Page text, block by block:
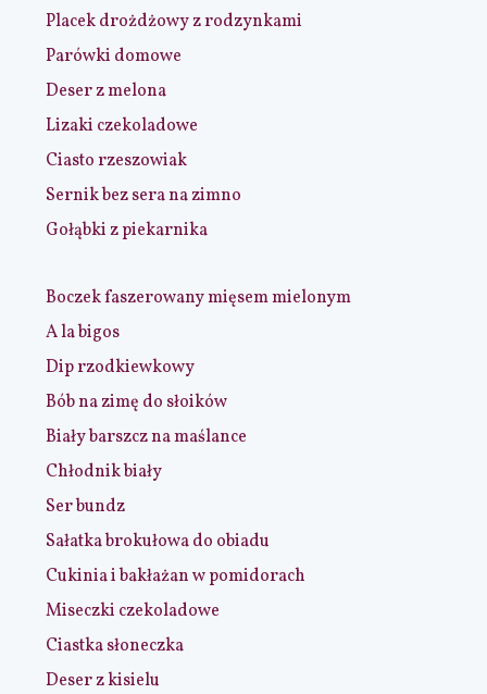
Placek drożdżowy z rodzynkami
Parówki domowe
Deser z melona
Lizaki czekoladowe
Ciasto rzeszowiak
Sernik bez sera na zimno
Gołąbki z piekarnika
Boczek faszerowany mięsem mielonym
A la bigos
Dip rzodkiewkowy
Bób na zimę do słoików
Biały barszcz na maślance
Chłodnik biały
Ser bundz
Sałatka brokułowa do obiadu
Cukinia i bakłażan w pomidorach
Miseczki czekoladowe
Ciastka słoneczka
Deser z kisielu